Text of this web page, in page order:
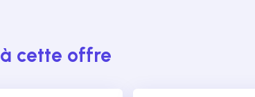
à cette offre